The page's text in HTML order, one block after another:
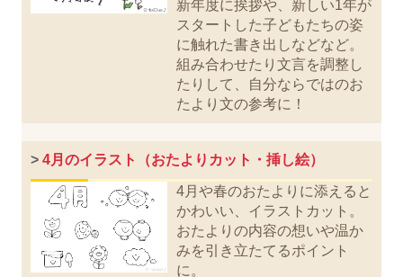
新年度に挨拶や、新しい1年が
スタートした子どもたちの姿
に触れた書き出しなどなど。
組み合わせたり文言を調整し
たりして、自分ならではのお
たより文の参考に！
> 4月のイラスト（おたよりカット・挿し絵）
4月や春のおたよりに添えると
かわいい、イラストカット。
おたよりの内容の想いや温か
みを引き立たてるポイント
に。